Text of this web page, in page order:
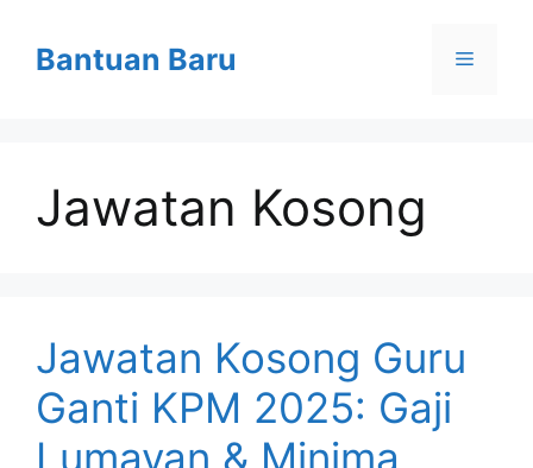
contentBantuan Baru Menu
Jawatan Kosong
Jawatan Kosong Guru
Ganti KPM 2025: Gaji
Lumayan & Minima